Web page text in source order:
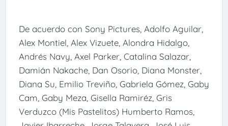
De acuerdo con Sony Pictures, Adolfo Aguilar,
Alex Montiel, Alex Vizuete, Alondra Hidalgo,
Andrés Navy, Axel Parker, Catalina Salazar,
Damián Nakache, Dan Osorio, Diana Monster,
Diana Su, Emilio Treviño, Gabriela Gómez, Gaby
Cam, Gaby Meza, Gisella Ramiréz, Gris
Verduzco (Mis Pastelitos) Humberto Ramos,